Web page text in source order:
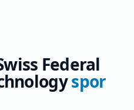
Federal
spor